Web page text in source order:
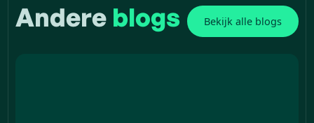
Andere blogs Bekijk alle blogs